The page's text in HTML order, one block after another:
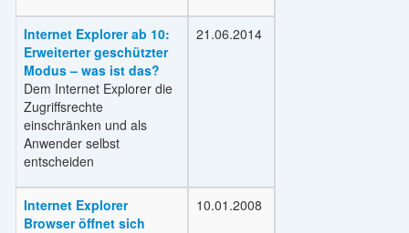
Internet Explorer ab 10:
Erweiterter geschützter
Modus – was ist das?
Dem Internet Explorer die
Zugriffsrechte
einschränken und als
Anwender selbst
entscheiden
21.06.2014
Internet Explorer
Browser öffnet sich
10.01.2008